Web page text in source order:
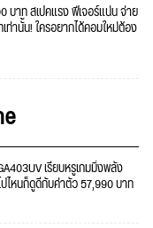
บาท สเปคแรง ฟีเจอร์แน่น จ่าย
านั้น! ใครอยากได้คอมใหม่ต้อง
เรียบหรูเกมมิ่งพลัง
ไหนก็ดูดีกับค่าตัว 57,990 บาท